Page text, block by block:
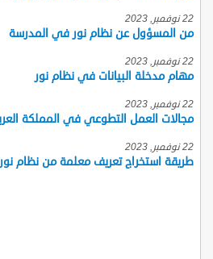
22 نوفمبر, 2023
من المسؤول عن نظام نور في المدرسة
22 نوفمبر, 2023
مهام مدخلة البيانات في نظام نور
22 نوفمبر, 2023
مجالات العمل التطوعي في المملكة
22 نوفمبر, 2023
طريقة استخراج تعريف معلمة من نظام نور